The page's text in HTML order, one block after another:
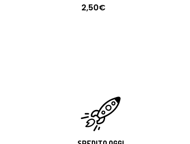
2,50€